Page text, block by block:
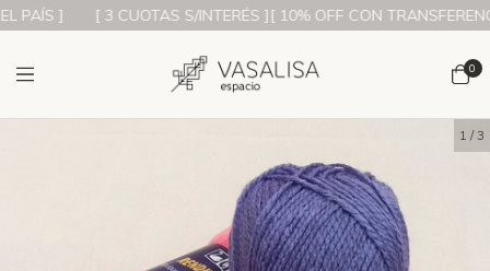
] [ 3 CUOTAS S/INTERÉS ][ 10% OFF CON
0
1 /3